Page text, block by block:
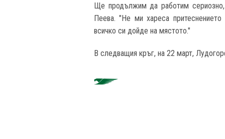
Ще продължим да работим
Пеева. "Не ми хареса
всичко си дойде на мястото."
В следващия кръг, на 22 март,